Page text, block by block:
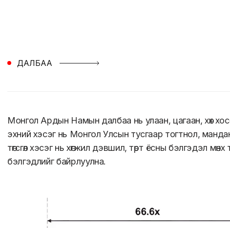
ДАЛБАА
Монгол Ардын Намын далбаа нь улаан, цагаан, хөх
эхний хэсэг нь Монгол Улсын тусгаар тогтнол,
төгсгөл хэсэг нь хөгжил дэвшил, төрт ёсны бэлгэдэл
бэлгэдлийг байрлуулна.